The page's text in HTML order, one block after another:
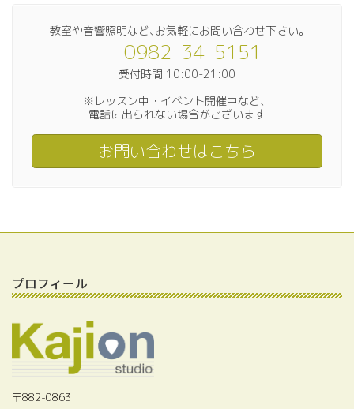
教室や音響照明など､お気軽にお問い合わせ下さい｡
0982-34-5151
受付時間 10:00-21:00
※レッスン中・イベント開催中など、
電話に出られない場合がございます
お問い合わせはこちら
プロフィール
〒882-0863